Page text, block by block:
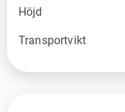
Höjd
Transportvikt